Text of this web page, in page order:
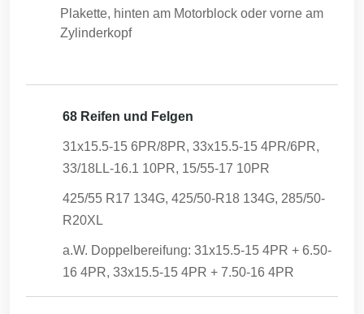
Plakette, hinten am Motorblock oder vorne am
Zylinderkopf
68 Reifen und Felgen
31x15.5-15 6PR/8PR, 33x15.5-15 4PR/6PR,
33/18LL-16.1 10PR, 15/55-17 10PR
425/55 R17 134G, 425/50-R18 134G, 285/50-
R20XL
a.W. Doppelbereifung: 31x15.5-15 4PR + 6.50-
16 4PR, 33x15.5-15 4PR + 7.50-16 4PR